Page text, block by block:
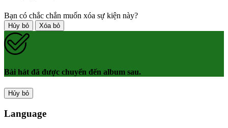
Bạn có chắc chắn muốn xóa sự kiện này?
Hủy bỏ Xóa bỏ
Bài hát đã được chuyển đến album sau.
Hủy bỏ
Language